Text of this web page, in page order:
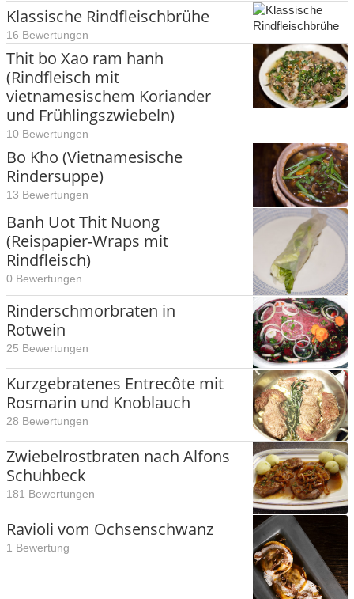
Klassische Rindfleischbrühe
16 Bewertungen
Thit bo Xao ram hanh
(Rindfleisch mit
vietnamesischem Koriander
und Frühlingszwiebeln)
10 Bewertungen
Bo Kho (Vietnamesische
Rindersuppe)
13 Bewertungen
Banh Uot Thit Nuong
(Reispapier-Wraps mit
Rindfleisch)
0 Bewertungen
Rinderschmorbraten in
Rotwein
25 Bewertungen
Kurzgebratenes Entrecôte mit
Rosmarin und Knoblauch
28 Bewertungen
Zwiebelrostbraten nach Alfons
Schuhbeck
181 Bewertungen
Ravioli vom Ochsenschwanz
1 Bewertung